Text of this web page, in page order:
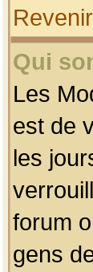
Qui
Les
est de
les
forum
gens